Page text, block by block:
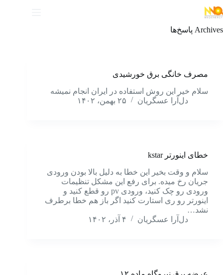
Archives پاسخ‌ها
مصرف خانگی برق خورشیدی
سلام خیر این روش استفاده در ایران انجام نمیشه
دل‌آرا عسگریان
۲۵ بهمن، ۱۴۰۲
خطای اینورتر kstar
سلام و وقت بخیر این خطا به دلیل بالا بودن ورودی
جریان رخ میده. برای رفع این مشکل تنظیمات
ورودی رو چک کنید، ورودی pv رو قطع کنید و
اینورتر رو ری استارت کنید اگر باز هم خطا برطرف
نشد…
دل‌آرا عسگریان
۴ آذر، ۱۴۰۲